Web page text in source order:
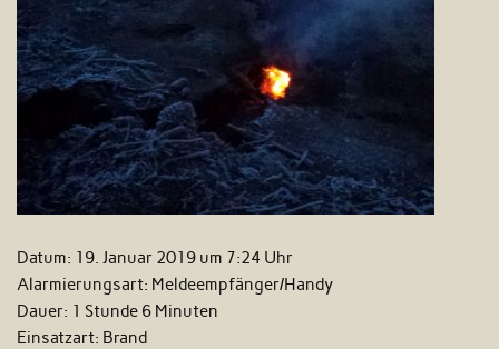
Datum: 19. Januar 2019 um 7:24 Uhr
Alarmierungsart: Meldeempfänger/Handy
Dauer: 1 Stunde 6 Minuten
Einsatzart: Brand